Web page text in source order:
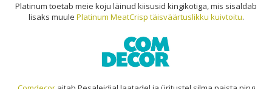
Platinum toetab meie koju läinud kiisusid kingikotiga, mis sisaldab
lisaks muule Platinum MeatCrisp täisväärtuslikku kuivtoitu.